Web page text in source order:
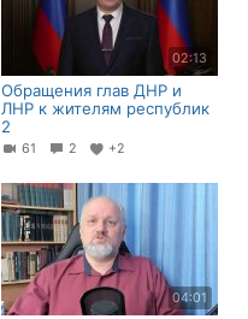
02:13
Обращения глав ДНР и
ЛНР к жителям республик
2
61 2 +2
04:01